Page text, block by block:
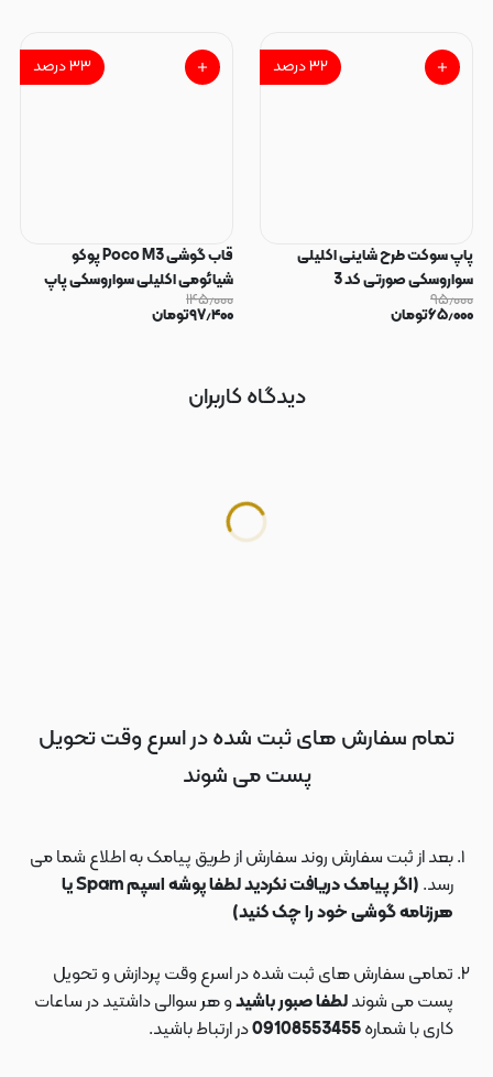
۳۲درصد
پاپ سوکت طرح شاینی اکلیلی
سواروسکی صورتی کد 3
۹۵٫۰۰۰
۶۵٫۰۰۰تومان
۳۳درصد
قاب گوشی Poco M3 پوکو
شیائومی اکلیلی سواروسکی پاپ
سوکت دار محافظ لنز دار صورتی کد
۱۴۵٫۰۰۰
۹۷٫۴۰۰تومان
دیدگاه کاربران
تمام سفارش های ثبت شده در اسرع وقت تحویل
پست می شوند
بعد از ثبت سفارش روند سفارش از طریق پیامک به اطلاع شما می
رسد.
(اگر پیامک دریافت نکردید لطفا پوشه اسپم Spam یا
هرزنامه گوشی خود را چک کنید)
تمامی سفارش های ثبت شده در اسرع وقت پردازش و تحویل
پست می شوندلطفا صبور باشیدو هر سوالی داشتید در ساعات
کاری با شماره
در ارتباط باشید.